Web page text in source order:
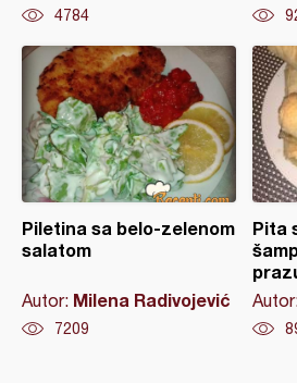
4784
Piletina sa belo-zelenom
salatom
Autor: Milena Radivojević
7209
Pita